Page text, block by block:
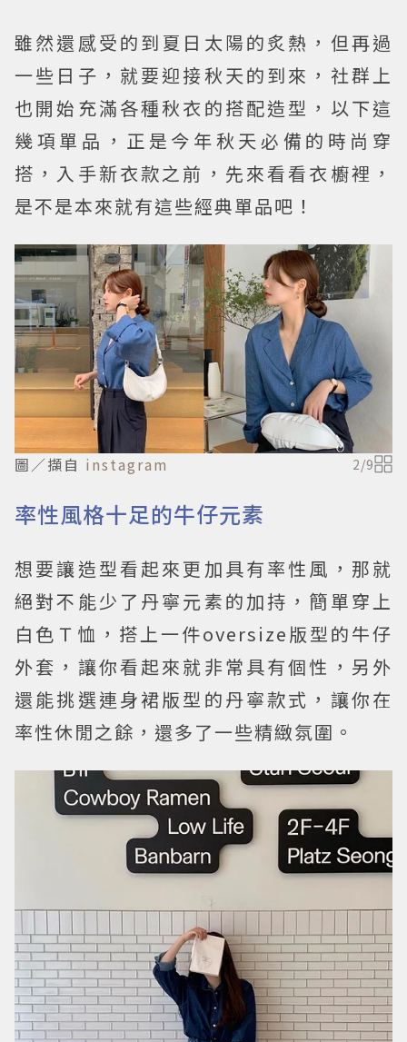
雖然還感受的到夏日太陽的炙熱，但再過
一些日子，就要迎接秋天的到來，社群上
也開始充滿各種秋衣的搭配造型，以下這
幾項單品，正是今年秋天必備的時尚穿
搭，入手新衣款之前，先來看看衣櫥裡，
是不是本來就有這些經典單品吧！
圖／擷自 instagram 2/9
率性風格十足的牛仔元素
想要讓造型看起來更加具有率性風，那就
絕對不能少了丹寧元素的加持，簡單穿上
白色Ｔ恤，搭上一件oversize版型的牛仔
外套，讓你看起來就非常具有個性，另外
還能挑選連身裙版型的丹寧款式，讓你在
率性休閒之餘，還多了一些精緻氛圍。